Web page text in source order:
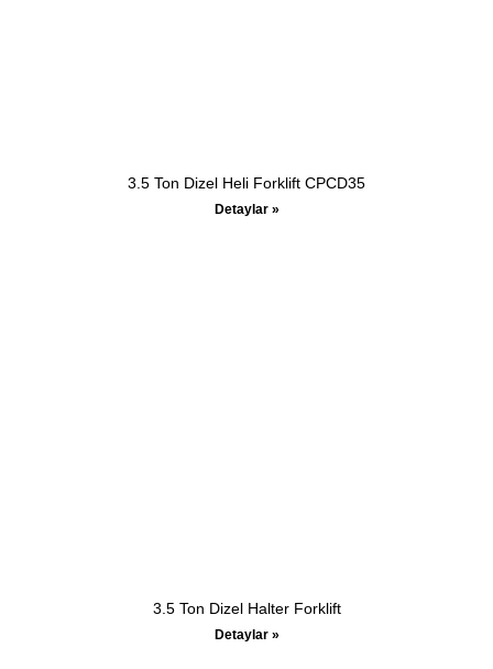
3.5 Ton Dizel Heli Forklift CPCD35
Detaylar »
3.5 Ton Dizel Halter Forklift
Detaylar »